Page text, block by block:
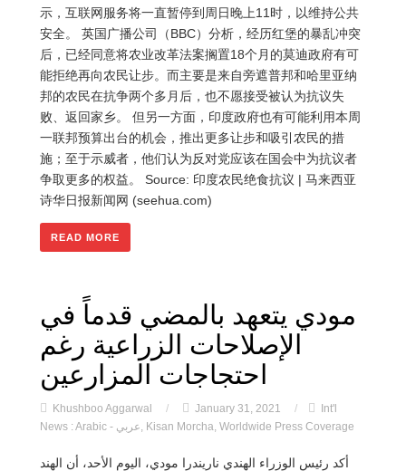
示，互联网服务将一直暂停到周日晚上11时，以维持公共
安全。 英国广播公司（BBC）分析，经历红堡的暴乱冲突
后，已经同意将农业改革法案搁置18个月的莫迪政府有可
能拒绝再向农民让步。而主要是来自旁遮普邦和哈里亚纳
邦的农民在抗争两个多月后，也不愿接受被认为抗议失
败、返回家乡。 但另一方面，印度政府也有可能利用本周
一联邦预算出台的机会，推出更多让步和吸引农民的措
施；至于示威者，他们认为反对党应该在国会中为抗议者
争取更多的权益。 Source: 印度农民绝食抗议 | 马来西亚
诗华日报新闻网 (seehua.com)
READ MORE
مودي يتعهد بالمضي قدماً في
الإصلاحات الزراعية رغم
احتجاجات المزارعين
Khushboo Aggarwal / January 31, 2021 /
Int'l
News : Arabic - عربي, Kisan Morcha, Worldwide Press Coverage
أكد رئيس الوزراء الهندي ناريندرا مودي، اليوم الأحد، أن الهند